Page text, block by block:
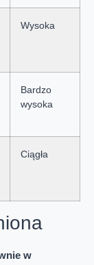
Wysoka
Bardzo
wysoka
Ciągła
w